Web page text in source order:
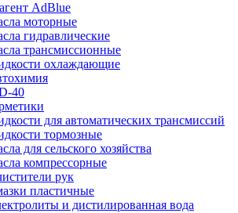
AdBlue
моторные
гидравлические
трансмиссионные
охлаждающие
40
для автоматических трансмиссий
тормозные
для сельского хозяйства
компрессорные
рук
пластичные
и дистилированная вода